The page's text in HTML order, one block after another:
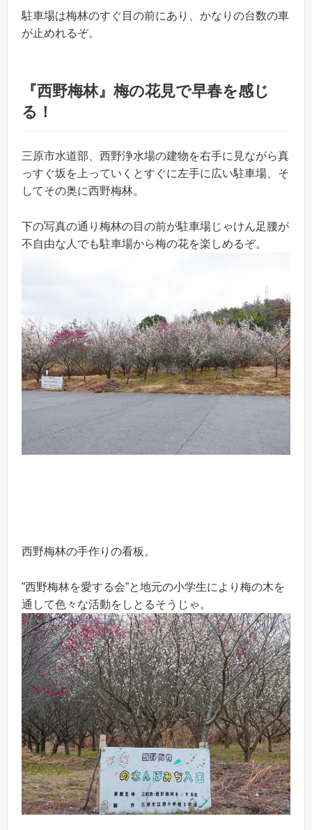
駐車場は梅林のすぐ目の前にあり、かなりの台数の車
が止めれるぞ。
『西野梅林』梅の花見で早春を感じ
る！
三原市水道部、西野浄水場の建物を右手に見ながら真
っすぐ坂を上っていくとすぐに左手に広い駐車場、そ
してその奥に西野梅林。
下の写真の通り梅林の目の前が駐車場じゃけん足腰が
不自由な人でも駐車場から梅の花を楽しめるぞ。
西野梅林の手作りの看板。
”西野梅林を愛する会”と地元の小学生により梅の木を
通して色々な活動をしとるそうじゃ。